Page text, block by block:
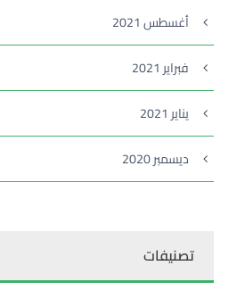
أغسطس 2021
فبراير 2021
يناير 2021
ديسمبر 2020
تصنيفات